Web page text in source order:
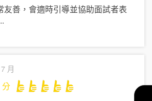
友善，會適時引導並協助面試者表
月
分